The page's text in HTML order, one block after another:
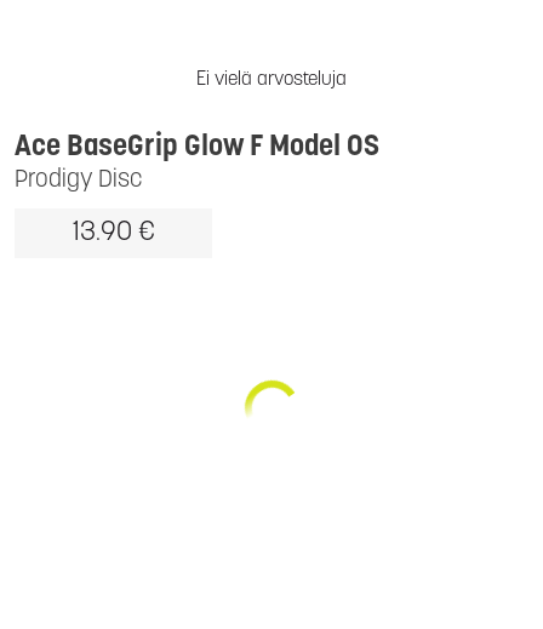
Ei vielä arvosteluja
Prodigy Disc
Ace BaseGrip Glow F Model OS
13.90 €